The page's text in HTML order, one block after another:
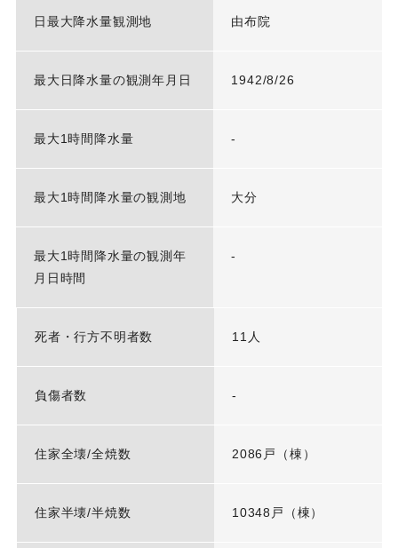
日最大降水量観測地 由布院
最大日降水量の観測年月日 1942/8/26
最大1時間降水量 -
最大1時間降水量の観測地 大分
最大1時間降水量の観測年
月日時間
-
死者・行方不明者数 11人
負傷者数 -
住家全壊/全焼数 2086戸（棟）
住家半壊/半焼数 10348戸（棟）